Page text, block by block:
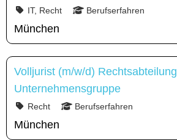
IT, Recht Berufserfahren
München
Volljurist (m/w/d) Rechtsabteilung
Unternehmensgruppe
Recht Berufserfahren
München